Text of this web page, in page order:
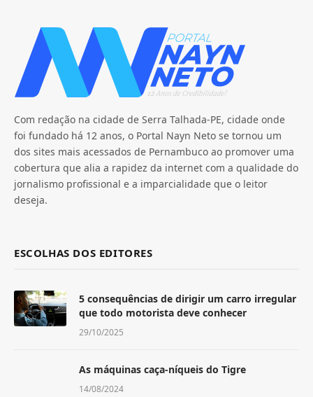
Com redação na cidade de Serra Talhada-PE, cidade onde
foi fundado há 12 anos, o Portal Nayn Neto se tornou um
dos sites mais acessados de Pernambuco ao promover uma
cobertura que alia a rapidez da internet com a qualidade do
jornalismo profissional e a imparcialidade que o leitor
deseja.
ESCOLHAS DOS EDITORES
5 consequências de dirigir um carro irregular
que todo motorista deve conhecer
29/10/2025
As máquinas caça-níqueis do Tigre
14/08/2024